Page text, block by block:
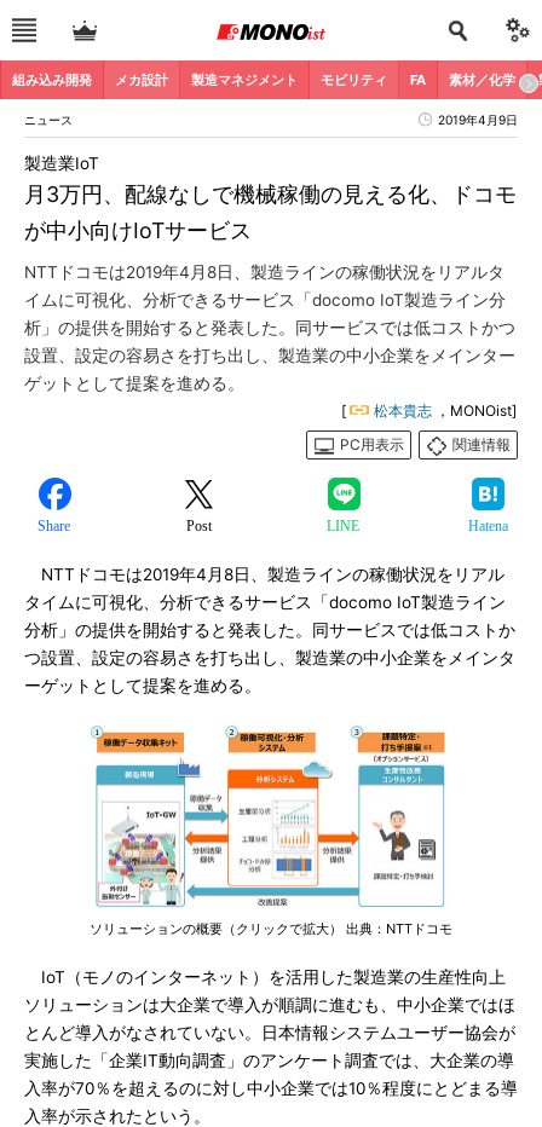
組み込み開発 メカ設計 製造マネジメント モビリティ FA 素材／化学
ニュース 2019年4月9日
月3万円、配線なしで機械稼働の見える化、ドコモ
が中小向けIoTサービス
製造業IoT
NTTドコモは2019年4月8日、製造ラインの稼働状況をリアルタ
イムに可視化、分析できるサービス「docomo IoT製造ライン分
析」の提供を開始すると発表した。同サービスでは低コストかつ
設置、設定の容易さを打ち出し、製造業の中小企業をメインター
ゲットとして提案を進める。
[ 松本貴志 ，MONOist]
PC用表示
関連情報
Share Post LINE Hatena
NTTドコモは2019年4月8日、製造ラインの稼働状況をリアル
タイムに可視化、分析できるサービス「docomo IoT製造ライン
分析」の提供を開始すると発表した。同サービスでは低コストか
つ設置、設定の容易さを打ち出し、製造業の中小企業をメインタ
ーゲットとして提案を進める。
ソリューションの概要（クリックで拡大） 出典：NTTドコモ
IoT（モノのインターネット）を活用した製造業の生産性向上
ソリューションは大企業で導入が順調に進むも、中小企業ではほ
とんど導入がなされていない。日本情報システムユーザー協会が
実施した「企業IT動向調査」のアンケート調査では、大企業の導
入率が70％を超えるのに対し中小企業では10％程度にとどまる導
入率が示されたという。